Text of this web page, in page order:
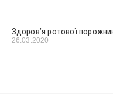
Здоров’я ротової
26.03.2020